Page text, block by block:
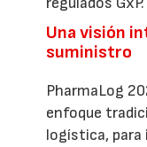
Una visión
suministro
PharmaLog
enfoque
logística,